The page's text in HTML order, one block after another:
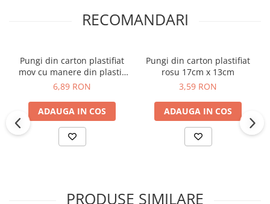
RECOMANDARI
Pungi din carton plastifiat
mov cu manere din plastic
22cm x 13,5cm
6,89 RON
ADAUGA IN COS
Pungi din carton plastifiat
rosu 17cm x 13cm
3,59 RON
ADAUGA IN COS
PRODUSE SIMILARE